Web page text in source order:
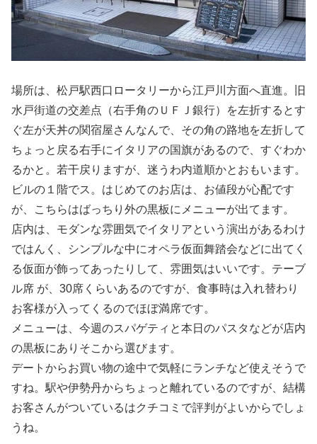
場所は、松戸駅西口ロータリーから江戸川方面へ直進。旧
水戸街道の交差点（右手角のＵＦＪ銀行）を左折するとす
ぐ左が天丼の関宿屋さんなんで、その角の路地を左折して
ちょっと戻る右手にイタリアの国旗があるので、すぐわか
るかと。若干戻りますが、迷うわ内道順かとおもいます。
ビルの１階でス。はじめてのお店は、お値段が心配です
が、こちらはばっちり外の黒板にメニューが出てます。
店内は、モダンな雰囲気でイタリアという演出があるわけ
ではんく、シンプルな中にオペラ仮面舞踏会などに出てく
る仮面が飾ってあったりして、雰囲気はいいです。テーブ
ル席 が、30席くらいあるのですが、食事時は入れ替わり
お客様が入ってくるのでほぼ満席です。
メニューは、今週のスパゲティと本日のパスタなどが店内
の黒板にありそこから選びます。
デートからお買い物の途中で気軽にランチなど使えそうで
すね。駅や伊勢丹からちょっと離れているのですが、結構
お客さんがついているはクチコミで評判がよいからでしょ
うね。